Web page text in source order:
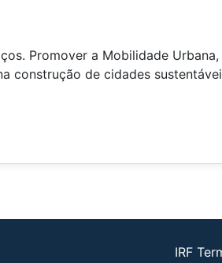
Promover a Mobilidade
construção de cidades
IRF